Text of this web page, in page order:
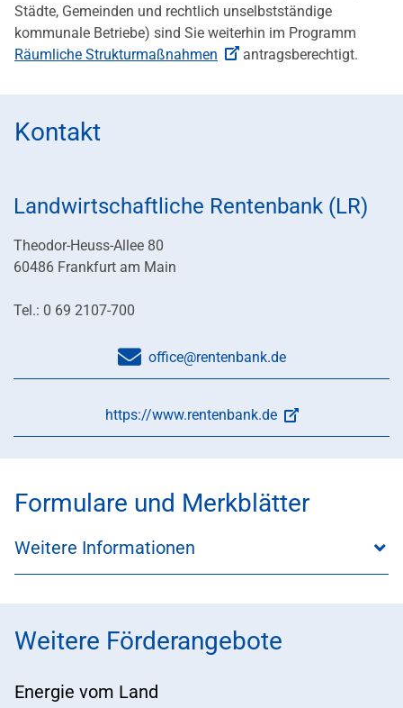
Städte, Gemeinden und rechtlich unselbstständige
kommunale Betriebe) sind Sie weiterhin im Programm
Räumliche Strukturmaßnahmen
antragsberechtigt.
Kontakt
Landwirtschaftliche Rentenbank (LR)
Theodor-Heuss-Allee 80
60486 Frankfurt am Main
Tel.: 0 69 2107-700
office@rentenbank.de
https://www.rentenbank.de
Formulare und Merkblätter
Weitere Informationen
Weitere Förderangebote
Energie vom Land